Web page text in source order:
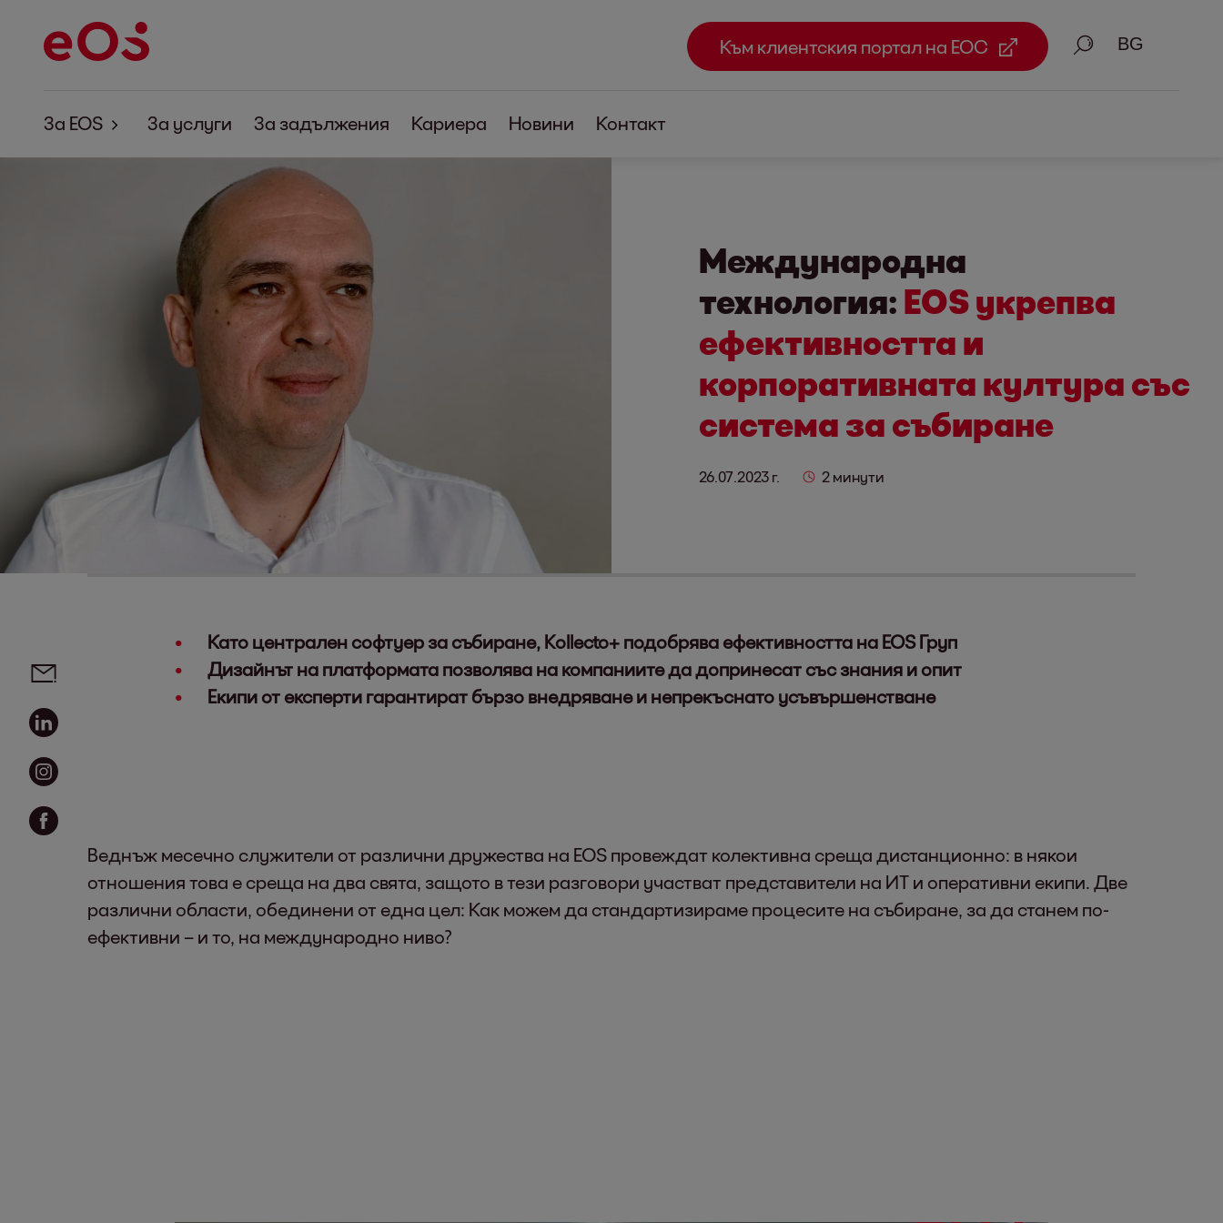
Към клиентския портал на ЕОС Търсене
За EOS
Корпоративна отговорност
За услуги За задължения Кариера Новини Контакт
Международна
технология: EOS укрепва
ефективността и
корпоративната култура със
система за събиране
26.07.2023 г. 2 минути
Като централен софтуер за събиране, Kollecto+ подобрява ефективността на EOS Груп
Дизайнът на платформата позволява на компаниите да допринесат със знания и опит
Екипи от експерти гарантират бързо внедряване и непрекъснато усъвършенстване
Веднъж месечно служители от различни дружества на EOS провеждат колективна среща дистанционно: в някои
отношения това е среща на два свята, защото в тези разговори участват представители на ИТ и оперативни екипи. Две
различни области, обединени от една цел: Как можем да стандартизираме процесите на събиране, за да станем по-
ефективни – и то, на международно ниво?
Social media links - share article